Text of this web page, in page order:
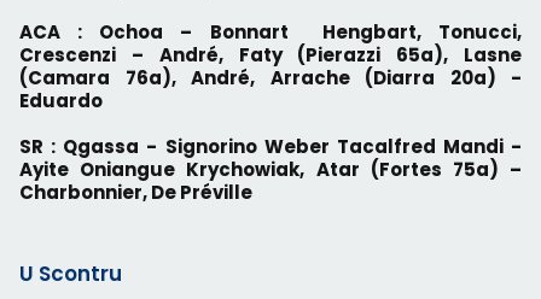
ACA : Ochoa – Bonnart Hengbart, Tonucci,
Crescenzi – André, Faty (Pierazzi 65a), Lasne
(Camara 76a), André, Arrache (Diarra 20a) -
Eduardo
SR : Qgassa - Signorino Weber Tacalfred Mandi -
Ayite Oniangue Krychowiak, Atar (Fortes 75a) –
Charbonnier, De Préville
U Scontru